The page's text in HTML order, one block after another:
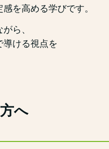
を高める学びです。
ら、
導ける視点を
へ